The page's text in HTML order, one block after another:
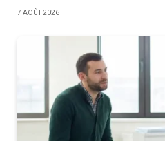
7 AOÛT 2026